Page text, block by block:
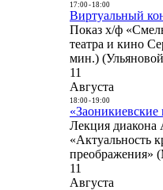
17:00- 18:00
Виртуальный
Показ х/ф
театра и кино
мин.)
11
Августа
18:00- 19:00
«Заоникиевские
Лекция диакона
«Актуальность
преображения»
11
Августа